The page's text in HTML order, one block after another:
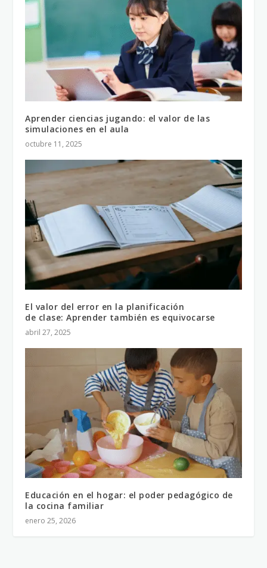
Aprender ciencias jugando: el valor de las
simulaciones en el aula
octubre 11, 2025
El valor del error en la planificación
de clase: Aprender también es equivocarse
abril 27, 2025
Educación en el hogar: el poder pedagógico de
la cocina familiar
enero 25, 2026